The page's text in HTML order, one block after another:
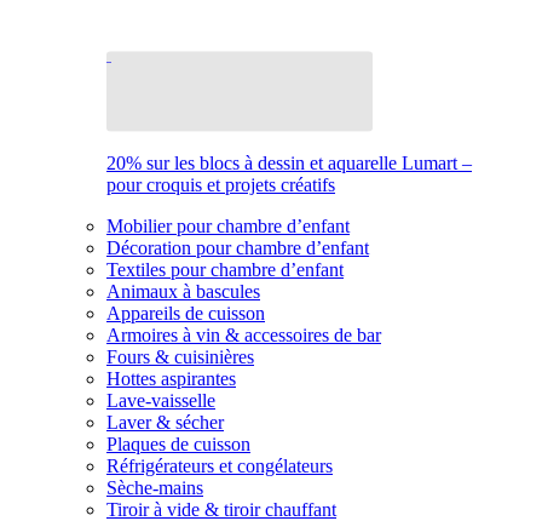
20% sur les blocs à dessin et aquarelle Lumart –
pour croquis et projets créatifs
Mobilier pour chambre d’enfant
Décoration pour chambre d’enfant
Textiles pour chambre d’enfant
Animaux à bascules
Appareils de cuisson
Armoires à vin & accessoires de bar
Fours & cuisinières
Hottes aspirantes
Lave-vaisselle
Laver & sécher
Plaques de cuisson
Réfrigérateurs et congélateurs
Sèche-mains
Tiroir à vide & tiroir chauffant